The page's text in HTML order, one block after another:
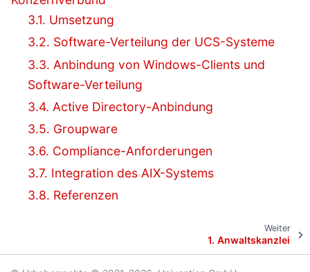
3.1. Umsetzung
3.2. Software-Verteilung der UCS-Systeme
3.3. Anbindung von Windows-Clients und
Software-Verteilung
3.4. Active Directory-Anbindung
3.5. Groupware
3.6. Compliance-Anforderungen
3.7. Integration des AIX-Systems
3.8. Referenzen
Weiter
1.Anwaltskanzlei